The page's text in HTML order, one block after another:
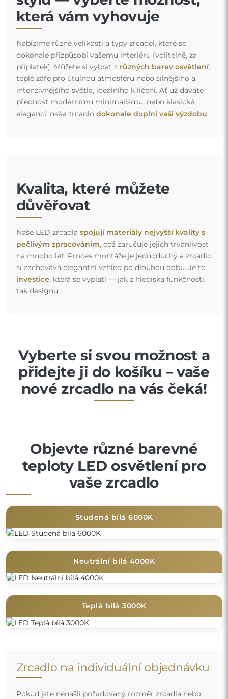
která vám vyhovuje
Nabízíme různé velikosti a typy zrcadel, které se
dokonale přizpůsobí vašemu interiéru (volitelně, za
příplatek). Můžete si vybrat z různých barev osvětlení:
teplé záře pro útulnou atmosféru nebo silnějšího a
intenzivnějšího světla, ideálního k líčení. Ať už dáváte
přednost modernímu minimalismu, nebo klasické
eleganci, naše zrcadlo dokonale doplní vaši výzdobu.
Kvalita, které můžete
důvěřovat
Naše LED zrcadla spojují materiály nejvyšší kvality s
pečlivým zpracováním, což zaručuje jejich trvanlivost
na mnoho let. Proces montáže je jednoduchý a zrcadlo
si zachovává elegantní vzhled po dlouhou dobu. Je to
investice, která se vyplatí — jak z hlediska funkčnosti,
tak designu.
Vyberte si svou možnost a
přidejte ji do košíku – vaše
nové zrcadlo na vás čeká!
Objevte různé barevné
teploty LED osvětlení pro
vaše zrcadlo
Studená bílá 6000K
Neutrální bílá 4000K
Teplá bílá 3000K
Zrcadlo na individuální objednávku
Pokud jste nenašli požadovaný rozměr zrcadla nebo